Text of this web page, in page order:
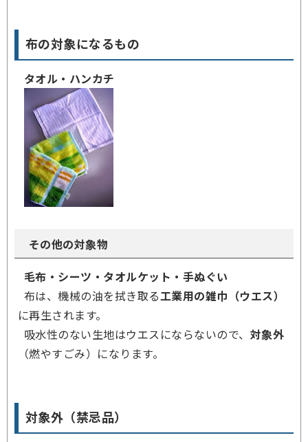
布の対象になるもの
タオル・ハンカチ
その他の対象物
毛布・シーツ・タオルケット・手ぬぐい
布は、機械の油を拭き取る工業用の雑巾（ウエス）
に再生されます。
吸水性のない生地はウエスにならないので、 対象外
（燃やすごみ） になります。
対象外（禁忌品）